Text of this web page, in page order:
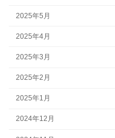
2025年5月
2025年4月
2025年3月
2025年2月
2025年1月
2024年12月